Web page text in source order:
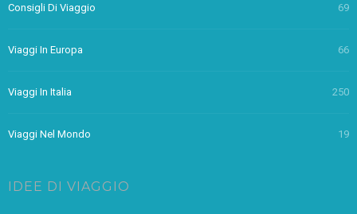
Consigli Di Viaggio 69
Viaggi In Europa 66
Viaggi In Italia 250
Viaggi Nel Mondo 19
IDEE DI VIAGGIO